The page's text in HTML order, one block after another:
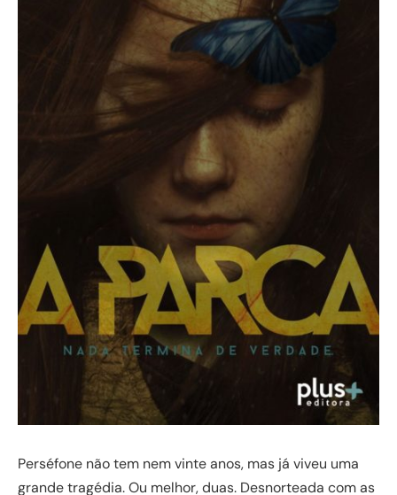
Perséfone não tem nem vinte anos, mas já viveu uma
grande tragédia. Ou melhor, duas. Desnorteada com as